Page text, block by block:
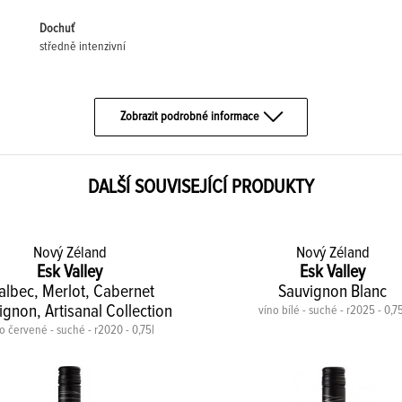
Dochuť
středně intenzivní
Zobrazit podrobné informace
DALŠÍ SOUVISEJÍCÍ PRODUKTY
Nový Zéland
Esk Valley
Merlot, Cabernet
Artisanal Collection
červené - suché - r2020 - 0,75l
Nový Zéland
Esk Valley
Sauvignon Blanc
víno bílé - suché - r2025 -